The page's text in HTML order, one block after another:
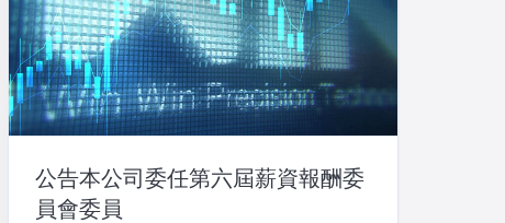
公告本公司委任第六屆薪資報酬委
員會委員